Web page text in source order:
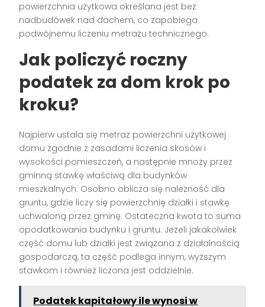
powierzchnia użytkowa określana jest bez
nadbudówek nad dachem, co zapobiega
podwójnemu liczeniu metrażu technicznego.
Jak policzyć roczny
podatek za dom krok po
kroku?
Najpierw ustala się metraż powierzchni użytkowej
domu zgodnie z zasadami liczenia skosów i
wysokości pomieszczeń, a następnie mnoży przez
gminną stawkę właściwą dla budynków
mieszkalnych. Osobno oblicza się należność dla
gruntu, gdzie liczy się powierzchnię działki i stawkę
uchwaloną przez gminę. Ostateczna kwota to suma
opodatkowania budynku i gruntu. Jeżeli jakakolwiek
część domu lub działki jest związana z działalnością
gospodarczą, ta część podlega innym, wyższym
stawkom i również liczona jest oddzielnie.
Podatek kapitałowy ile wynosi w